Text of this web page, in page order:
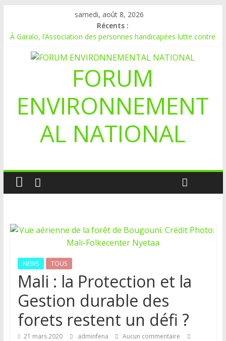
samedi, août 8, 2026
Récents :
À Garalo, l’Association des personnes handicapées lutte contre
APPEL A CANDIDATURE POUR UN STAGE EN
Le blogging au service de l’écologie : Benbere montre la voie
Mali-Folkecenter Nyetaa initie 20 jeunes à la protection de
l’environnement
FORUM
ENVIRONNEMENT
AL NATIONAL
NEWS TOUS
Mali : la Protection et la
Gestion durable des
forets restent un défi ?
21 mars 2020 adminfena
Aucun commentaire